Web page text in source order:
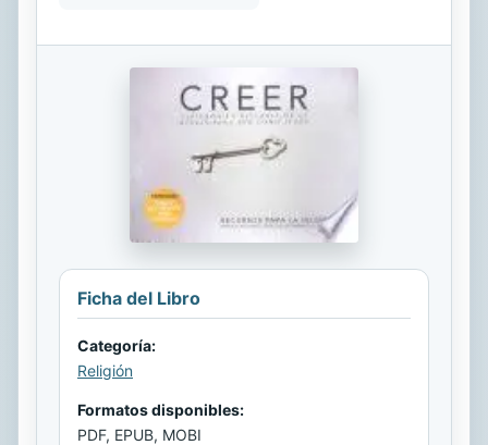
Ficha del Libro
Categoría:
Religión
Formatos disponibles:
PDF, EPUB, MOBI